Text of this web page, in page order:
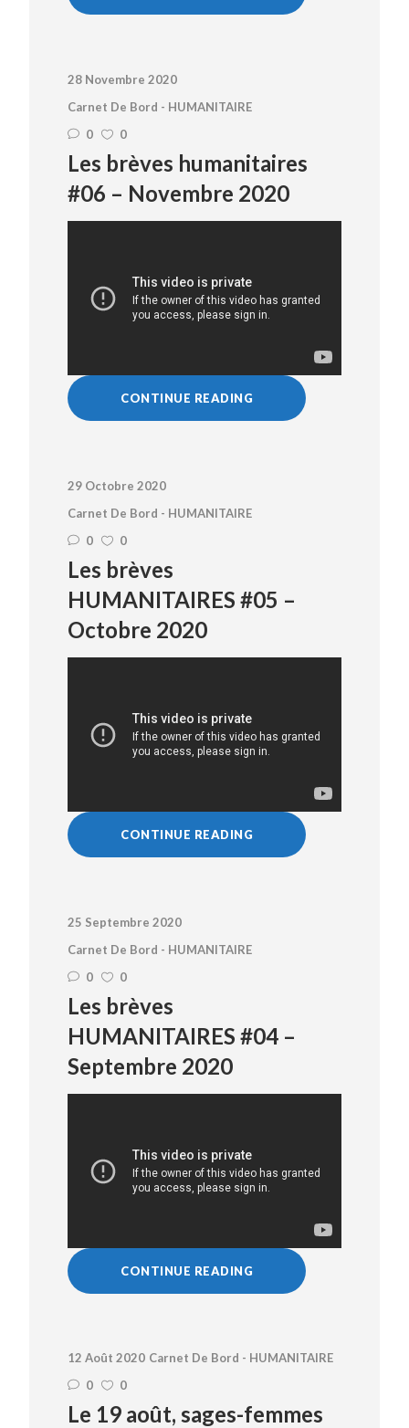
28 Novembre 2020
Carnet De Bord - HUMANITAIRE
0
0
Les brèves humanitaires
#06 – Novembre 2020
CONTINUE READING
29 Octobre 2020
Carnet De Bord - HUMANITAIRE
0
0
Les brèves
HUMANITAIRES #05 –
Octobre 2020
CONTINUE READING
25 Septembre 2020
Carnet De Bord - HUMANITAIRE
0
0
Les brèves
HUMANITAIRES #04 –
Septembre 2020
CONTINUE READING
12 Août 2020 Carnet De Bord - HUMANITAIRE
0
0
Le 19 août, sages-femmes